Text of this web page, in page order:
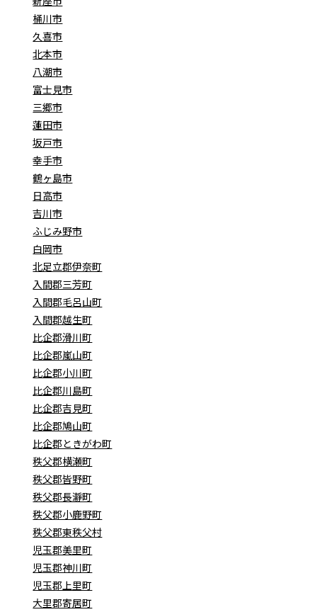
桶川市
久喜市
北本市
八潮市
富士見市
三郷市
蓮田市
坂戸市
幸手市
鶴ヶ島市
日高市
吉川市
ふじみ野市
白岡市
北足立郡伊奈町
入間郡三芳町
入間郡毛呂山町
入間郡越生町
比企郡滑川町
比企郡嵐山町
比企郡小川町
比企郡川島町
比企郡吉見町
比企郡鳩山町
比企郡ときがわ町
秩父郡横瀬町
秩父郡皆野町
秩父郡長瀞町
秩父郡小鹿野町
秩父郡東秩父村
児玉郡美里町
児玉郡神川町
児玉郡上里町
大里郡寄居町